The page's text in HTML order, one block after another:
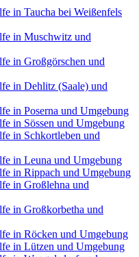
in Taucha bei Weißenfels
in Muschwitz und
in Großgörschen und
in Dehlitz (Saale) und
in Poserna und Umgebung
in Sössen und Umgebung
in Schkortleben und
in Leuna und Umgebung
in Rippach und Umgebung
in Großlehna und
in Großkorbetha und
in Röcken und Umgebung
in Lützen und Umgebung